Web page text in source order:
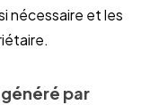
nécessaire et les
par